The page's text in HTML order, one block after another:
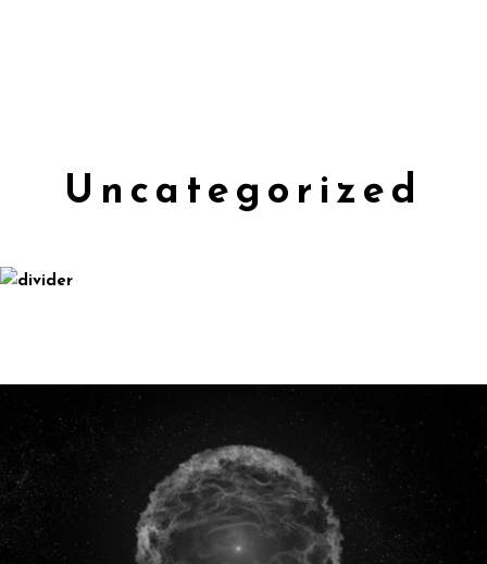
Uncategorized